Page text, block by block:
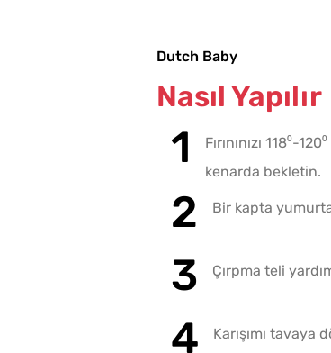
Dutch Baby
Nasıl Yapılır
Fırınınızı 118⁰-
kenarda bekletin.
Bir kapta
Çırpma teli
Karışımı tavaya